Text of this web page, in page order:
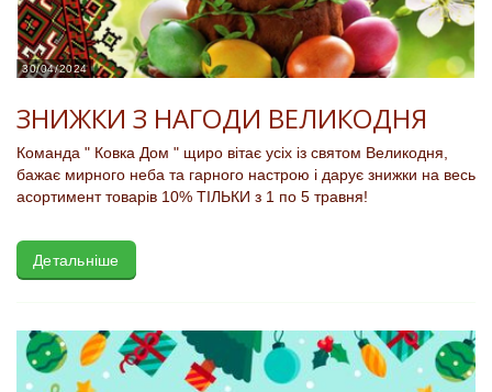
30/04/2024
ЗНИЖКИ З НАГОДИ ВЕЛИКОДНЯ
Команда " Ковка Дом " щиро вітає усіх із святом Великодня,
бажає мирного неба та гарного настрою і дарує знижки на весь
асортимент товарів 10% ТІЛЬКИ з 1 по 5 травня!
Детальніше